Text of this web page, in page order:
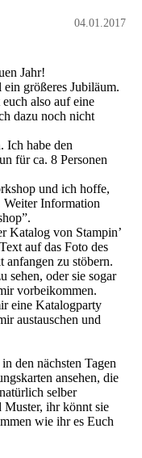
04.01.2017
Jahr!
größeres Jubiläum.
also auf eine
dazu noch nicht
Ich habe den
für ca. 8 Personen
und ich hoffe,
Weiter Information
Katalog von Stampin’
auf das Foto des
zu stöbern.
sehen, oder sie sogar
vorbeikommen.
eine Katalogparty
austauschen und
den nächsten Tagen
ansehen, die
selber
Muster, ihr könnt sie
wie ihr es Euch